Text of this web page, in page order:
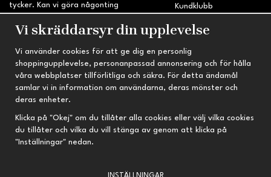
tycker. Kan vi göra någonting
sidan?
Kundklubb
Retur & Reklamation
INFORMATION
Om oss
Nyheter
Nyhetsbrev
Om cookies
Prenumeration
TRYGG HANDEL
Fri frakt vid köp över 695 kr
Kvalitetsprodukter till kanonpris
Vi skräddarsyr din upplevelse
Vi använder cookies för att ge dig en personlig
shoppingupplevelse, personanpassad annonsering och för hålla
våra webbplatser tillförlitliga och säkra. För detta ändamål
samlar vi in information om användarna, deras mönster och
deras enheter.
Klicka på "Okej" om du tillåter alla cookies eller välj vilka cookies
du tillåter och vilka du vill stänga av genom att klicka på
"Inställningar" nedan.